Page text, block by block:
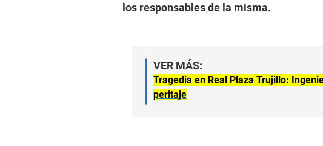
los responsables de la misma.
VER MÁS:
Tragedia en Real Plaza Trujillo:
peritaje